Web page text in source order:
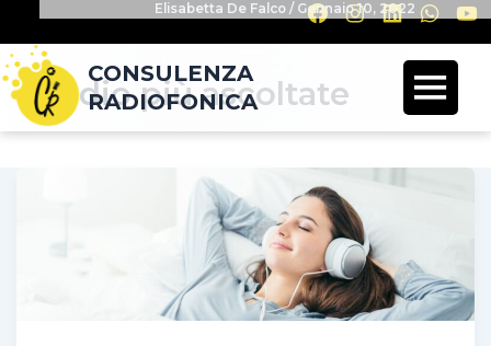
CONSULENZA
RADIOFONICA
radio più ascoltate
Elisabetta De Falco/ Gennaio 10, 2022